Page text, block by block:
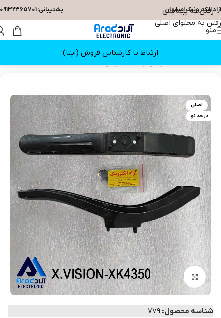
رفتن به پیمایش
رفتن به محتوای اصلی
آراد الکترونیک اصفهان پشتیبانی: 09132365701
منو
ارتباط با کارشناس فروش (ایتا)
اصلی
در حد نو
برای بزرگ‌نمایی کلیک کنید
شناسه محصول: 779